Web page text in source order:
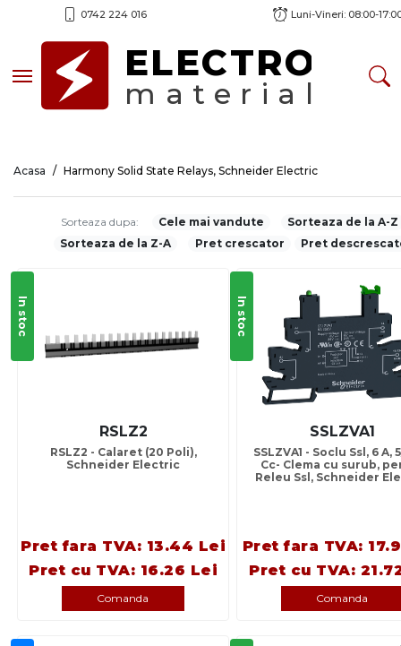
0742 224 016 Luni-Vineri: 08:00-
Toggle navigationELECTRO
material
Acasa Harmony Solid State Relays, Schneider Electric
Sorteaza dupa: Cele mai vandute
Sorteaza de la A-Z
Sorteaza de la Z-A
Pret crescator Pret
In stoc
RSLZ2
RSLZ2 - Calaret (20 Poli),
Schneider Electric
Pret fara TVA: 13.44 Lei
Pret cu TVA: 16.26 Lei
Comanda
In stoc
SSLZVA1
SSLZVA1 - Soclu Ssl, 6 A,
Cc- Clema cu surub,
Releu Ssl, Schneider
Pret fara TVA:
Pret cu TVA:
Comanda